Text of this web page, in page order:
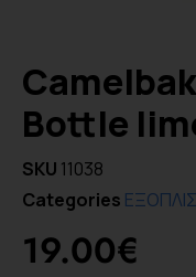
Bottle
SKU 11038
Categories
19.00€